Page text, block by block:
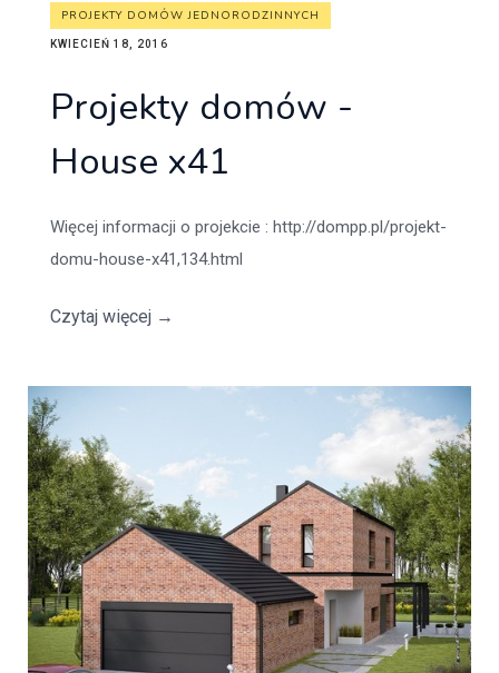
PROJEKTY DOMÓW JEDNORODZINNYCH
KWIECIEŃ 18, 2016
Projekty domów -
House x41
Więcej informacji o projekcie : http://dompp.pl/projekt-
domu-house-x41,134.html
Czytaj więcej →